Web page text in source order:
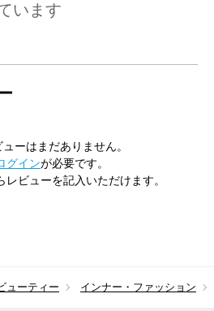
います
ーはまだありません。
グインが必要です。
レビューを記入いただけます。
ューティー インナー・ファッション